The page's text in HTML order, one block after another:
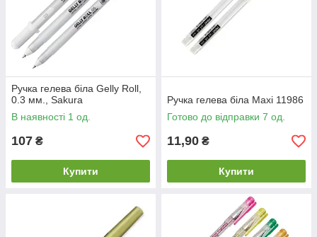
Ручка гелева біла Gelly Roll,
0.3 мм., Sakura
В наявності 1 од.
107 ₴
Купити
Ручка гелева біла Maxi 11986
Готово до відправки 7 од.
11,90 ₴
Купити